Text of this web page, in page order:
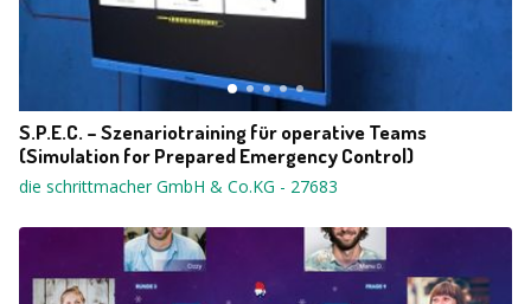
S.P.E.C. – Szenariotraining für operative Teams
(Simulation for Prepared Emergency Control)
die schrittmacher GmbH & Co.KG - 27683